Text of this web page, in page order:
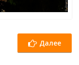
Далее